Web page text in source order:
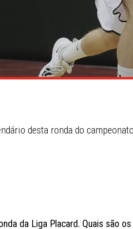
desta ronda do
da Liga Placard. Quais são